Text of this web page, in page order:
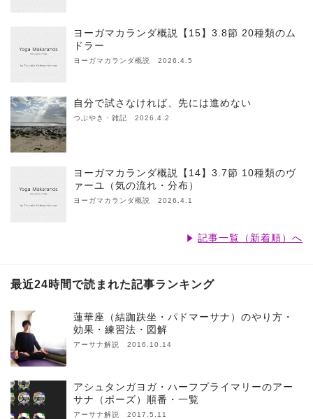
ヨーガマカランダ概説【15】3.8節 20種類のム
ドラー
ヨーガマカランダ概説 2026.4.5
自分で試さなければ、先には進めない
つぶやき・雑記 2026.4.2
ヨーガマカランダ概説【14】3.7節 10種類のヴ
ァーユ（気の流れ・分布）
ヨーガマカランダ概説 2026.4.1
記事一覧（新着順）へ
最近24時間で読まれた記事ランキング
蓮華座（結跏趺坐・パドマーサナ）のやり方・
効果・練習法・図解
アーサナ解説 2016.10.14
アシュタンガヨガ・ハーフプライマリーのアー
サナ（ポーズ）順番・一覧
アーサナ解説 2017.5.11